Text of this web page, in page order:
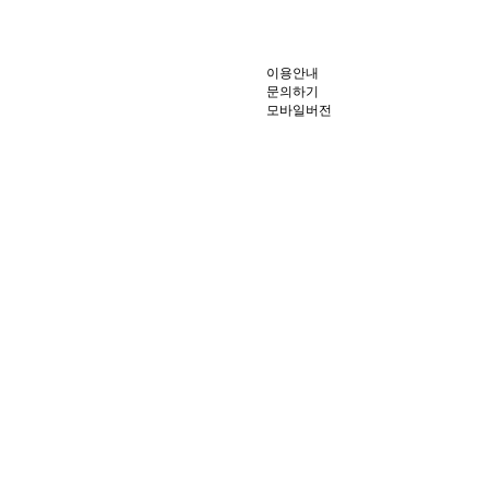
이용안내
문의하기
모바일버전